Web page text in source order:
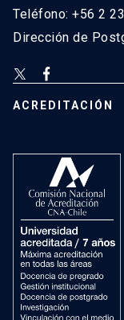
Teléfono: +56 2
Dirección de
ACREDITACIÓN